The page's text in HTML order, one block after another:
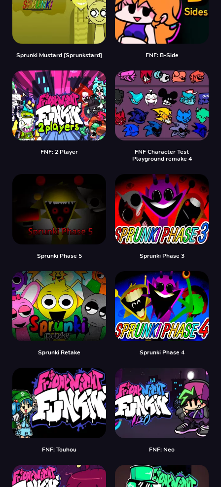
Sprunki Mustard [Sprunkstard] FNF: B-Side
FNF: 2 Player
FNF Character Test
Playground remake 4
Sprunki Phase 5 Sprunki Phase 3
Sprunki Retake Sprunki Phase 4
FNF: Touhou FNF: Neo